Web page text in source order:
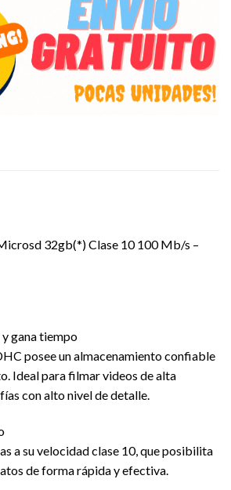
32gb(*) Clase 10 100 Mb/s –
gana tiempo
posee un almacenamiento confiable
Ideal para filmar videos de alta
con alto nivel de detalle.
a su velocidad clase 10, que posibilita
de forma rápida y efectiva.